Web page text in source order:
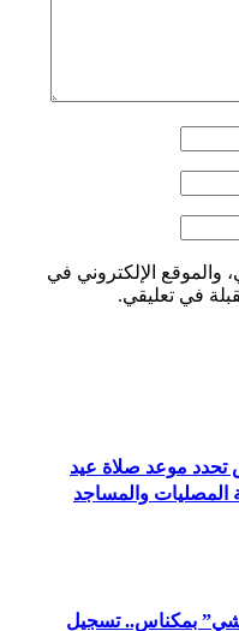
والموقع الإلكتروني في
في تعليقي.
تحدد موعد صلاة عيد
2026م ولائحة المصليات والمساجد
بمكناس.. تسجيل